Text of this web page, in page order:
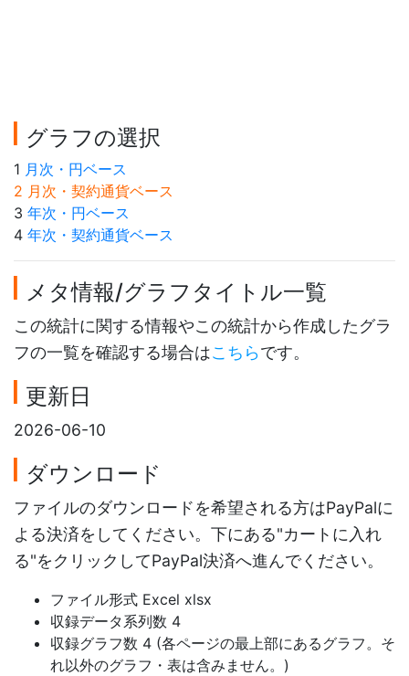
グラフの選択
1 月次・円ベース
2 月次・契約通貨ベース
3 年次・円ベース
4 年次・契約通貨ベース
メタ情報/グラフタイトル一覧
この統計に関する情報やこの統計から作成したグラ
フの一覧を確認する場合はこちらです。
更新日
2026-06-10
ダウンロード
ファイルのダウンロードを希望される方はPayPalに
よる決済をしてください。下にある"カートに入れ
る"をクリックしてPayPal決済へ進んでください。
ファイル形式 Excel xlsx
収録データ系列数 4
収録グラフ数 4 (各ページの最上部にあるグラフ。そ
れ以外のグラフ・表は含みません。)